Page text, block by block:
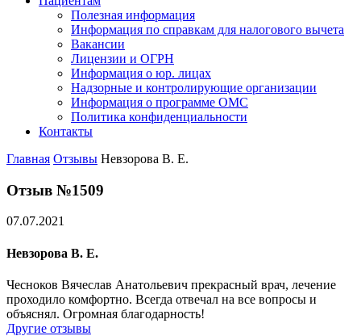
Полезная информация
Информация по справкам для налогового вычета
Вакансии
Лицензии и ОГРН
Информация о юр. лицах
Надзорные и контролирующие организации
Информация о программе ОМС
Политика конфиденциальности
Контакты
Главная Отзывы Невзорова В. Е.
Отзыв №1509
07.07.2021
Невзорова В. Е.
Чесноков Вячеслав Анатольевич прекрасный врач, лечение
проходило комфортно. Всегда отвечал на все вопросы и
объяснял. Огромная благодарность!
Другие отзывы